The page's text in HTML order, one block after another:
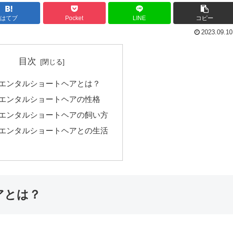
はてブ Pocket LINE コピー
2023.09.10
目次
ンタルショートヘアとは？
ンタルショートヘアの性格
ンタルショートヘアの飼い方
ンタルショートヘアとの生活
は？